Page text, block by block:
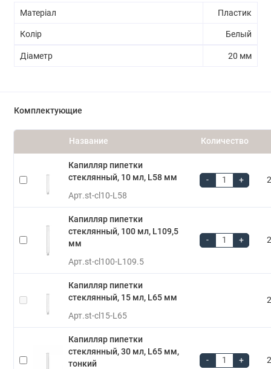
Матеріал Пластик
Колір Белый
Діаметр 20 мм
Комплектующие
Название Количество
Капилляр пипетки
стеклянный, 10 мл, L58 мм
Арт.st-cl10-L58
- +
Капилляр пипетки
стеклянный, 100 мл, L109,5
мм
Арт.st-cl100-L109.5
- +
Капилляр пипетки
стеклянный, 15 мл, L65 мм
Арт.st-cl15-L65
Капилляр пипетки
стеклянный, 30 мл, L65 мм,
тонкий
- +